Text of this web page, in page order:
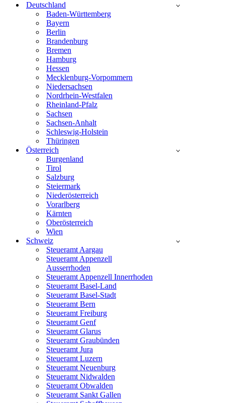
Deutschland
Baden-Württemberg
Bayern
Berlin
Brandenburg
Bremen
Hamburg
Hessen
Mecklenburg-Vorpommern
Niedersachsen
Nordrhein-Westfalen
Rheinland-Pfalz
Sachsen
Sachsen-Anhalt
Schleswig-Holstein
Thüringen
Österreich
Burgenland
Tirol
Salzburg
Steiermark
Niederösterreich
Vorarlberg
Kärnten
Oberösterreich
Wien
Schweiz
Steueramt Aargau
Steueramt Appenzell
Ausserrhoden
Steueramt Appenzell Innerrhoden
Steueramt Basel-Land
Steueramt Basel-Stadt
Steueramt Bern
Steueramt Freiburg
Steueramt Genf
Steueramt Glarus
Steueramt Graubünden
Steueramt Jura
Steueramt Luzern
Steueramt Neuenburg
Steueramt Nidwalden
Steueramt Obwalden
Steueramt Sankt Gallen